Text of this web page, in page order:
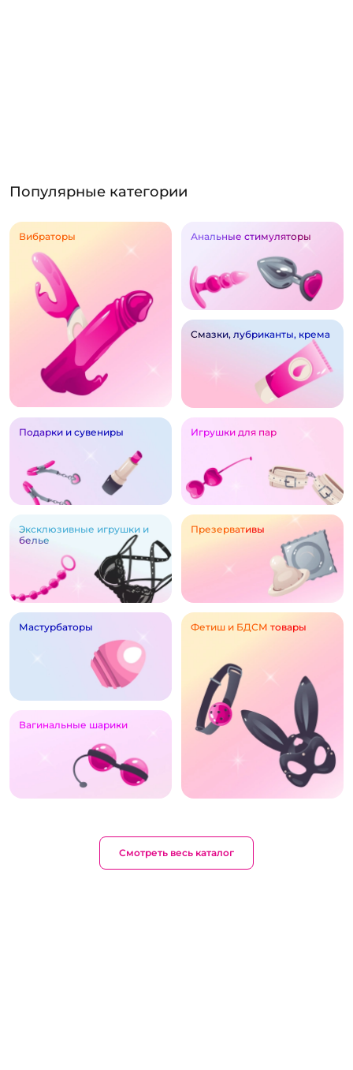
Популярные категории
Вибраторы Анальные стимуляторы
Смазки, лубриканты, крема
Подарки и сувениры Игрушки для пар
Эксклюзивные игрушки и
белье
Презервативы
Мастурбаторы
Вагинальные шарики
Фетиш и БДСМ товары
Смотреть весь каталог